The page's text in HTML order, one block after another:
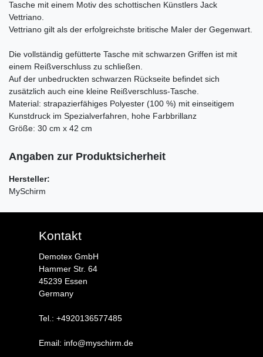
Tasche mit einem Motiv des schottischen Künstlers Jack
Vettriano.
Vettriano gilt als der erfolgreichste britische Maler der Gegenwart.
Die vollständig gefütterte Tasche mit schwarzen Griffen ist mit
einem Reißverschluss zu schließen.
Auf der unbedruckten schwarzen Rückseite befindet sich
zusätzlich auch eine kleine Reißverschluss-Tasche.
Material: strapazierfähiges Polyester (100 %) mit einseitigem
Kunstdruck im Spezialverfahren, hohe Farbbrillanz
Größe: 30 cm x 42 cm
Angaben zur Produktsicherheit
Hersteller:
MySchirm
Kontakt
Demotex GmbH
Hammer Str. 64
45239 Essen
Germany
Tel.: +4920136577485
Email: info@myschirm.de